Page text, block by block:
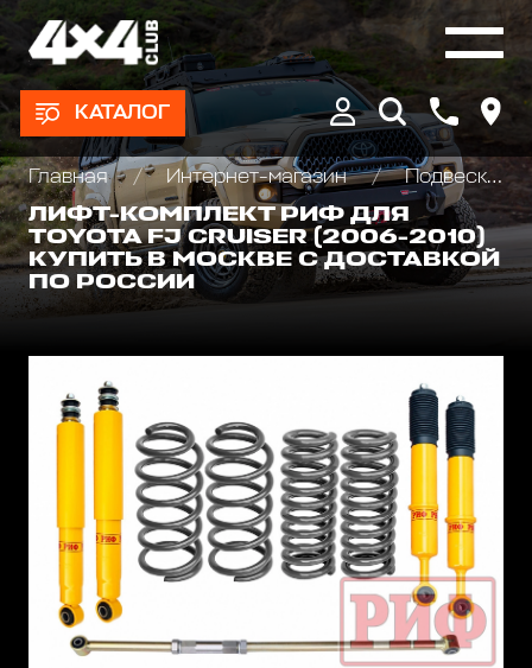
КАТАЛОГ
Главная Интернет-магазин
Подвеска/Лифт комплекты
ЛИФТ-КОМПЛЕКТ РИФ ДЛЯ
TOYOTA FJ CRUISER (2006-2010)
КУПИТЬ В МОСКВЕ С ДОСТАВКОЙ
ПО РОССИИ